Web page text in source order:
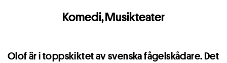
Komedi,Musikteater
Olof är i toppskiktet av svenska fågelskådare. Det